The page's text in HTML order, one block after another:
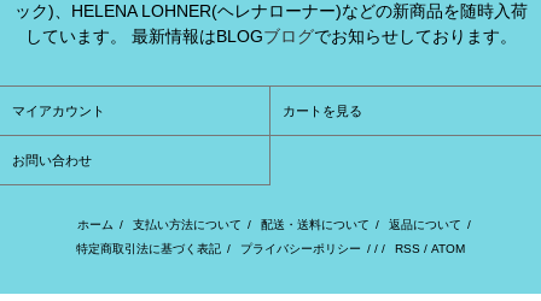
ック)、HELENA LOHNER(ヘレナローナー)などの新商品を随時入荷
しています。 最新情報はBLOGブログでお知らせしております。
マイアカウント カートを見る
お問い合わせ
ホーム / 支払い方法について / 配送・送料について / 返品について /
特定商取引法に基づく表記 / プライバシーポリシー / / / RSS / ATOM